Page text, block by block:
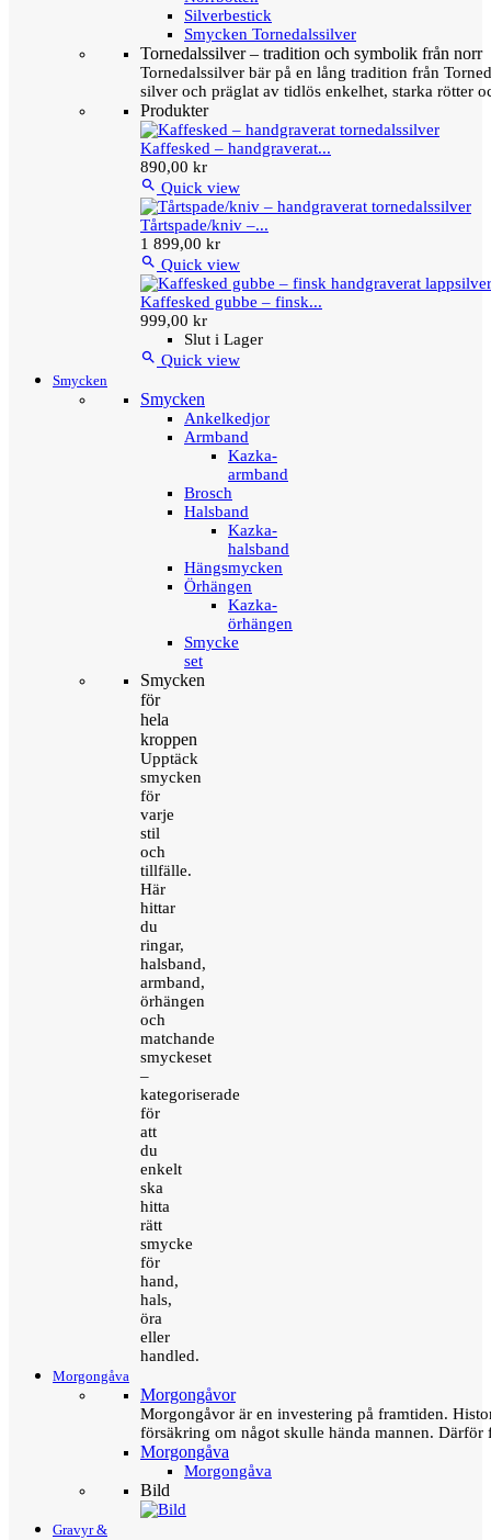
Silverbestick
Smycken Tornedalssilver
Tornedalssilver – tradition och symbolik från norr
Tornedalssilver bär på en lång tradition från
silver och präglat av tidlös enkelhet, starka rötter
Produkter
Kaffesked – handgraverat...
890,00 kr
 Quick view
Tårtspade/kniv –...
1 899,00 kr
 Quick view
Kaffesked gubbe – finsk...
999,00 kr
Slut i Lager
 Quick view
Smycken
Smycken
Ankelkedjor
Armband
Kazka-
armband
Brosch
Halsband
Kazka-
halsband
Hängsmycken
Örhängen
Kazka-
örhängen
Smycke
set
Smycken
för
hela
kroppen
Upptäck
smycken
för
varje
stil
och
tillfälle.
Här
hittar
du
ringar,
halsband,
armband,
örhängen
och
matchande
smyckeset
–
kategoriserade
för
att
du
enkelt
ska
hitta
rätt
smycke
för
hand,
hals,
öra
eller
handled.
Morgongåva
Morgongåvor
Morgongåvor är en investering på framtiden.
försäkring om något skulle hända mannen.
Morgongåva
Morgongåva
Bild
Gravyr &